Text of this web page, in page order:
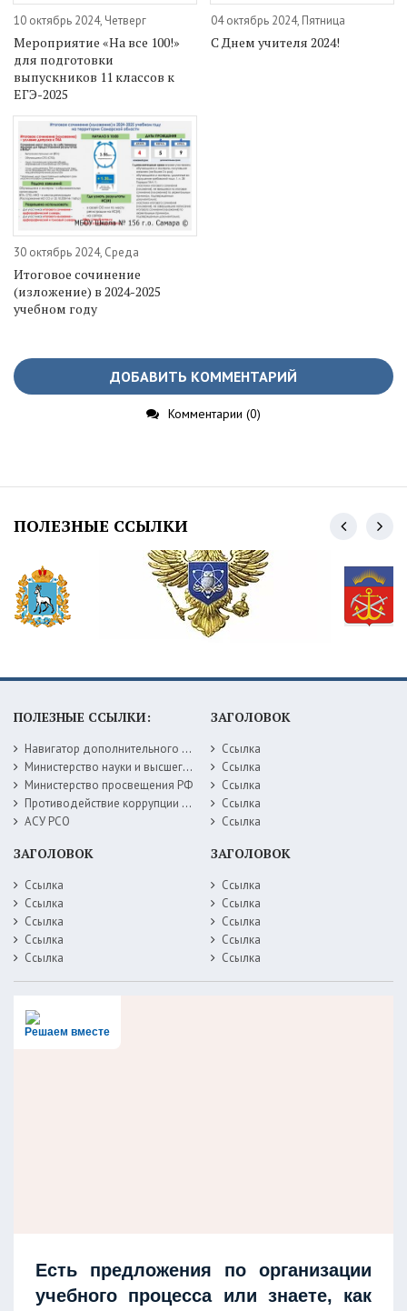
10 октябрь 2024, Четверг
Мероприятие «На все 100!»
для подготовки
выпускников 11 классов к
ЕГЭ-2025
04 октябрь 2024, Пятница
С Днем учителя 2024!
30 октябрь 2024, Среда
Итоговое сочинение
(изложение) в 2024-2025
учебном году
ДОБАВИТЬ КОММЕНТАРИЙ
Комментарии (0)
ПОЛЕЗНЫЕ ССЫЛКИ
ПОЛЕЗНЫЕ ССЫЛКИ:
Навигатор дополнительного образования детей Самарской области
Министерство науки и высшего образования РФ
Министерство просвещения РФ
Противодействие коррупции Министерство образования Самарской области
АСУ РСО
ЗАГОЛОВОК
Ссылка
Ссылка
Ссылка
Ссылка
Ссылка
ЗАГОЛОВОК
Ссылка
Ссылка
Ссылка
Ссылка
Ссылка
ЗАГОЛОВОК
Ссылка
Ссылка
Ссылка
Ссылка
Ссылка
Решаем вместе
Есть предложения по организации
учебного процесса или знаете, как